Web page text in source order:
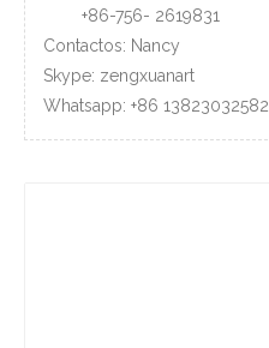
+86-756- 2619831
Contactos: Nancy
Skype: zengxuanart
Whatsapp: +86 13823032582